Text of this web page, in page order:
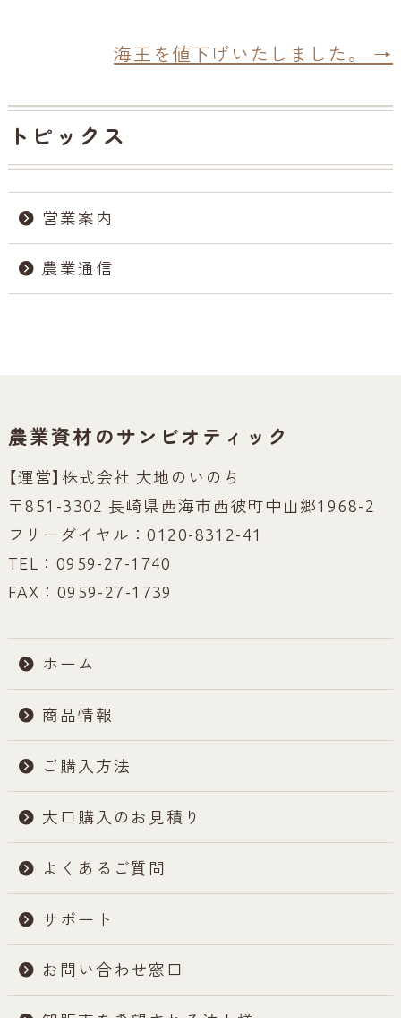
海王を値下げいたしました。 →
トピックス
営業案内
農業通信
農業資材のサンビオティック
【運営】株式会社 大地のいのち
〒851-3302 長崎県西海市西彼町中山郷1968-2
フリーダイヤル：0120-8312-41
TEL：0959-27-1740
FAX：0959-27-1739
ホーム
商品情報
ご購入方法
大口購入のお見積り
よくあるご質問
サポート
お問い合わせ窓口